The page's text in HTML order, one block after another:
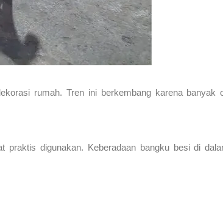
rumah. Tren ini berkembang karena banyak
digunakan. Keberadaan bangku besi di